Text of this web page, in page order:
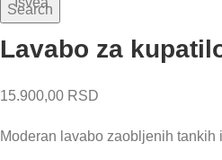
Search
Lavabo za
15.900,00 RSD
Moderan lavabo zaobljenih